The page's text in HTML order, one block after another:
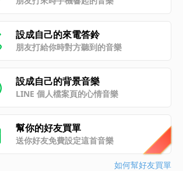
設成自己的來電答鈴
朋友打給你時對方聽到的音樂
設成自己的背景音樂
LINE 個人檔案頁的心情音樂
幫你的好友買單
送你好友免費設定這首音樂
如何幫好友買單